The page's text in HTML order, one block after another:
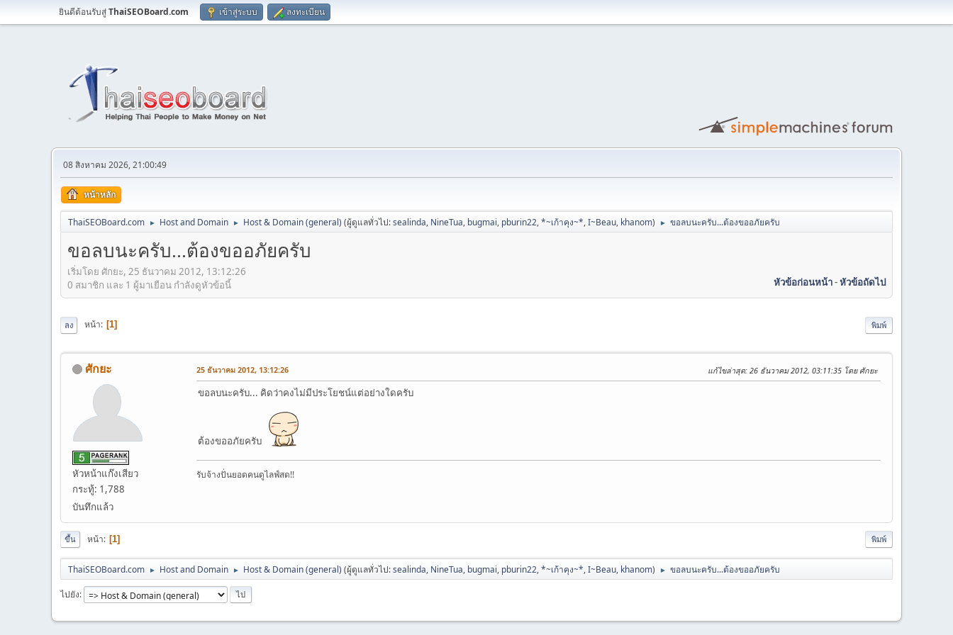
ยินดีต้อนรับสู่ThaiSEOBoard.com เข้าสู่ระบบ ลงทะเบียน
08 สิงหาคม 2026, 21:00:49
หน้าหลัก
ThaiSEOBoard.com ► Host and Domain ► Host & Domain (general) (ผู้ดูแลทั่วไป:sealinda, NineTua, bugmai, pburin22,*~เก้าคุง~*,I~Beau, khanom) ► ขอลบนะครับ...ต้องขออภัยครับ
ขอลบนะครับ...ต้องขออภัยครับ
เริ่มโดย ศักยะ, 25 ธันวาคม 2012, 13:12:26
หัวข้อก่อนหน้า-หัวข้อถัดไป
0 สมาชิก และ 1 ผู้มาเยือน กำลังดูหัวข้อนี้
พิมพ์
ลง หน้า 1
ศักยะ
หัวหน้าแก๊งเสียว
กระทู้: 1,788
บันทึกแล้ว
25 ธันวาคม 2012, 13:12:26 แก้ไขล่าสุด: 26 ธันวาคม 2012, 03:11:35 โดย ศักยะ
ขอลบนะครับ... คิดว่าคงไม่มีประโยชน์แต่อย่างใดครับ
ต้องขออภัยครับ
รับจ้างปั่นยอดคนดูไลฟ์สด!!
พิมพ์
ขึ้น หน้า 1
ThaiSEOBoard.com ► Host and Domain ► Host & Domain (general) (ผู้ดูแลทั่วไป:sealinda, NineTua, bugmai, pburin22,*~เก้าคุง~*,I~Beau, khanom) ► ขอลบนะครับ...ต้องขออภัยครับ
ไปยัง